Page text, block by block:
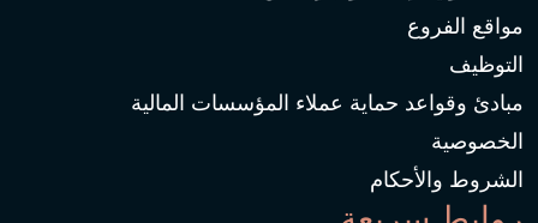
مواقع الفروع
التوظيف
مبادئ وقواعد حماية عملاء المؤسسات المالية
الخصوصية
الشروط والأحكام